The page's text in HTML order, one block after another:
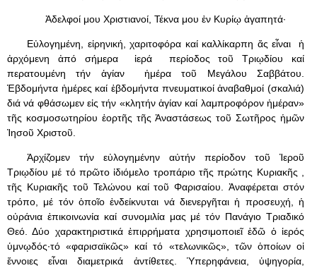
Ἀδελφοί μου Χριστιανοί, Τέκνα μου ἐν Κυρίῳ ἀγαπητά·
Εὐλογημένη, εἰρηνική, χαριτοφόρα καί καλλίκαρπη ἄς εἶναι ἡ
ἀρχόμενη ἀπό σήμερα ἱερά περίοδος τοῦ Τριῳδίου καί
περατουμένη τήν ἁγίαν ἡμέρα τοῦ Μεγάλου Σαββάτου.
Ἑβδομήντα ἡμέρες καί ἑβδομήντα πνευματικοί ἀναβαθμοί (σκαλιά)
διά νά φθάσωμεν εἰς τήν «κλητήν ἁγίαν καί λαμπροφόρον ἡμέραν»
τῆς κοσμοσωτηρίου ἑορτῆς τῆς Ἀναστάσεως τοῦ Σωτῆρος ἡμῶν
Ἰησοῦ Χριστοῦ.
Ἀρχίζομεν τήν εὐλογημένην αὐτήν περίοδον τοῦ Ἱεροῦ
Τριῳδίου μέ τό πρῶτο ἰδιόμελο τροπάριο τῆς πρώτης Κυριακῆς ,
τῆς Κυριακῆς τοῦ Τελώνου καί τοῦ Φαρισαίου. Ἀναφέρεται στόν
τρόπο, μέ τόν ὁποῖο ἐνδείκνυται νά διενεργῆται ἡ προσευχή, ἡ
οὐράνια ἐπικοινωνία καί συνομιλία μας μέ τόν Πανάγιο Τριαδικό
Θεό. Δύο χαρακτηριστικά ἐπιρρήματα χρησιμοποιεῖ ἐδῶ ὁ ἱερός
ὑμνῳδός·τό «φαρισαϊκῶς» καί τό «τελωνικῶς», τῶν ὁποίων οἱ
ἔννοιες εἶναι διαμετρικά ἀντίθετες. Ὑπερηφάνεια, ὑψηγορία,